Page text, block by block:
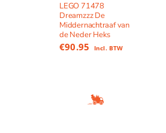
LEGO 71478
Dreamzzz De
Middernachtraaf van
de Neder Heks
€90.95 Incl. BTW